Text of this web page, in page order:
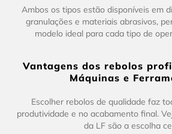
Ambos os tipos estão disponíveis em
granulações e materiais abrasivos,
modelo ideal para cada tipo de
Vantagens dos rebolos
Máquinas e
Escolher rebolos de qualidade faz
produtividade e no acabamento final.
da LF são a escolha